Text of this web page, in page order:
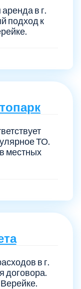
в г.
подход к
ТО.
местных
в г.
договора.